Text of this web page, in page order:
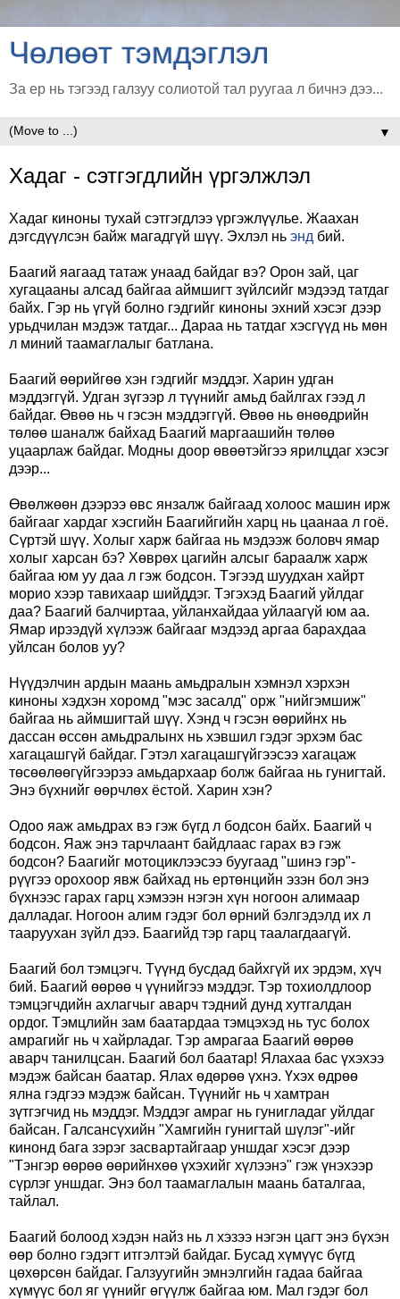
Чөлөөт тэмдэглэл
За ер нь тэгээд галзуу солиотой тал руугаа л бичнэ дээ...
▼
Хадаг - сэтгэгдлийн үргэлжлэл
Хадаг киноны тухай сэтгэгдлээ үргэжлүүлье. Жаахан
дэгсдүүлсэн байж магадгүй шүү. Эхлэл нь энд бий.
Баагий яагаад татаж унаад байдаг вэ? Орон зай, цаг
хугацааны алсад байгаа аймшигт зүйлсийг мэдээд татдаг
байх. Гэр нь үгүй болно гэдгийг киноны эхний хэсэг дээр
урьдчилан мэдэж татдаг... Дараа нь татдаг хэсгүүд нь мөн
л миний таамаглалыг батлана.
Баагий өөрийгөө хэн гэдгийг мэддэг. Харин удган
мэддэггүй. Удган зүгээр л түүнийг амьд байлгах гээд л
байдаг. Өвөө нь ч гэсэн мэддэггүй. Өвөө нь өнөөдрийн
төлөө шаналж байхад Баагий маргаашийн төлөө
уцаарлаж байдаг. Модны доор өвөөтэйгээ ярилцдаг хэсэг
дээр...
Өвөлжөөн дээрээ өвс янзалж байгаад холоос машин ирж
байгааг хардаг хэсгийн Баагийгийн харц нь цаанаа л гоё.
Сүртэй шүү. Холыг харж байгаа нь мэдээж боловч ямар
холыг харсан бэ? Хөврөх цагийн алсыг бараалж харж
байгаа юм уу даа л гэж бодсон. Тэгээд шуудхан хайрт
морио хээр тавихаар шийддэг. Тэгэхэд Баагий уйлдаг
даа? Баагий балчиртаа, уйланхайдаа уйлаагүй юм аа.
Ямар ирээдүй хүлээж байгааг мэдээд аргаа барахдаа
уйлсан болов уу?
Нүүдэлчин ардын маань амьдралын хэмнэл хэрхэн
киноны хэдхэн хоромд "мэс засалд" орж "нийгэмшиж"
байгаа нь аймшигтай шүү. Хэнд ч гэсэн өөрийнх нь
дассан өссөн амьдралынх нь хэвшил гэдэг эрхэм бас
хагацашгүй байдаг. Гэтэл хагацашгүйгээсээ хагацаж
төсөөлөөгүйгээрээ амьдархаар болж байгаа нь гунигтай.
Энэ бүхнийг өөрчлөх ёстой. Харин хэн?
Одоо яаж амьдрах вэ гэж бүгд л бодсон байх. Баагий ч
бодсон. Яаж энэ тарчлаант байдлаас гарах вэ гэж
бодсон? Баагийг мотоциклээсээ буугаад "шинэ гэр"-
рүүгээ орохоор явж байхад нь ертөнцийн эзэн бол энэ
бүхнээс гарах гарц хэмээн нэгэн хүн ногоон алимаар
далладаг. Ногоон алим гэдэг бол өрний бэлгэдэлд их л
тааруухан зүйл дээ. Баагийд тэр гарц таалагдаагүй.
Баагий бол тэмцэгч. Түүнд бусдад байхгүй их эрдэм, хүч
бий. Баагий өөрөө ч үүнийгээ мэддэг. Тэр тохиолдлоор
тэмцэгчдийн ахлагчыг аварч тэдний дунд хутгалдан
ордог. Тэмцлийн зам баатардаа тэмцэхэд нь тус болох
амрагийг нь ч хайрладаг. Тэр амрагаа Баагий өөрөө
аварч танилцсан. Баагий бол баатар! Ялахаа бас үхэхээ
мэдэж байсан баатар. Ялах өдөрөө үхнэ. Үхэх өдрөө
ялна гэдгээ мэдэж байсан. Түүнийг нь ч хамтран
зүтгэгчид нь мэддэг. Мэддэг амраг нь гунигладаг уйлдаг
байсан. Галсансүхийн "Хамгийн гунигтай шүлэг"-ийг
кинонд бага зэрэг засвартайгаар уншдаг хэсэг дээр
"Тэнгэр өөрөө өөрийнхөө үхэхийг хүлээнэ" гэж үнэхээр
сүрлэг уншдаг. Энэ бол таамаглалын маань баталгаа,
тайлал.
Баагий болоод хэдэн найз нь л хэзээ нэгэн цагт энэ бүхэн
өөр болно гэдэгт итгэлтэй байдаг. Бусад хүмүүс бүгд
цөхөрсөн байдаг. Галзуугийн эмнэлгийн гадаа байгаа
хүмүүс бол яг үүнийг өгүүлж байгаа юм. Мал гэдэг бол